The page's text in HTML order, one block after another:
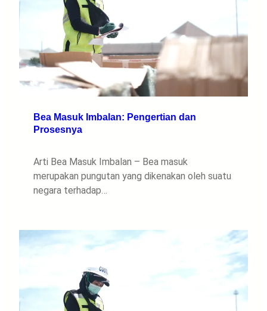
Bea Masuk Imbalan: Pengertian dan
Prosesnya
Arti Bea Masuk Imbalan – Bea masuk
merupakan pungutan yang dikenakan oleh suatu
negara terhadap…